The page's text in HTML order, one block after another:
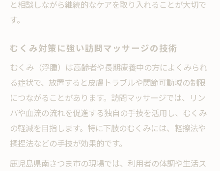
と相談しながら継続的なケアを取り入れることが大切で
す。
むくみ対策に強い訪問マッサージの技術
むくみ（浮腫）は高齢者や長期療養中の方によくみられ
る症状で、放置すると皮膚トラブルや関節可動域の制限
につながることがあります。訪問マッサージでは、リン
パや血流の流れを促進する独自の手技を活用し、むくみ
の軽減を目指します。特に下肢のむくみには、軽擦法や
揉捏法などの手技が効果的です。
鹿児島県南さつま市の現場では、利用者の体調や生活ス